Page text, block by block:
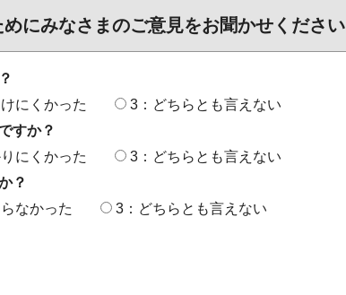
にみなさまのご意見をお聞かせください
にくかった
3：どちらとも言えない
すか？
にくかった
3：どちらとも言えない
？
なかった 3：どちらとも言えない